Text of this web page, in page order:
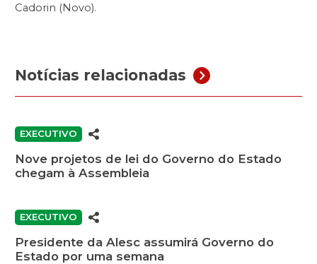
Cadorin (Novo).
Notícias relacionadas
EXECUTIVO
Nove projetos de lei do Governo do Estado
chegam à Assembleia
EXECUTIVO
Presidente da Alesc assumirá Governo do
Estado por uma semana